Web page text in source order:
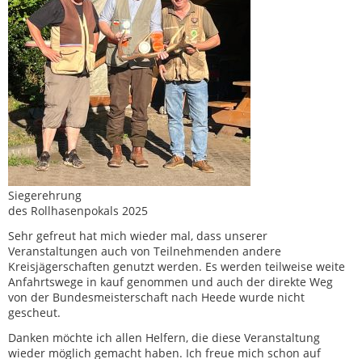
Siegerehrung
des Rollhasenpokals 2025
Sehr gefreut hat mich wieder mal, dass unserer
Veranstaltungen auch von Teilnehmenden andere
Kreisjägerschaften genutzt werden. Es werden teilweise weite
Anfahrtswege in kauf genommen und auch der direkte Weg
von der Bundesmeisterschaft nach Heede wurde nicht
gescheut.
Danken möchte ich allen Helfern, die diese Veranstaltung
wieder möglich gemacht haben. Ich freue mich schon auf